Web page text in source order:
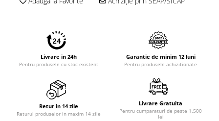
Accesorii laptop
Piese si accesorii
Accesorii Printing
Desktop PC
Livrare in 24h
Pentru produsele cu stoc existent
Garantie de minim 12 luni
Pentru produsele achizitionate
Retur in 14 zile
Returul produselor in maxim 14 zile
Livrare Gratuita
Pentru cumparaturi de peste 1.500
lei